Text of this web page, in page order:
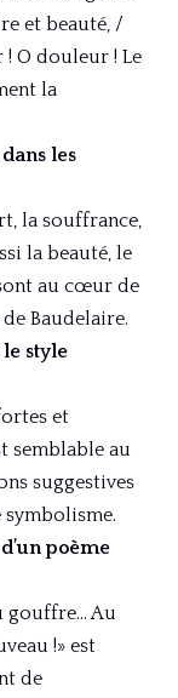
et beauté, /
! O douleur ! Le
la
les
la souffrance,
la beauté, le
au cœur de
Baudelaire.
style
et
semblable au
suggestives
poème
gouffre… Au
!» est
de